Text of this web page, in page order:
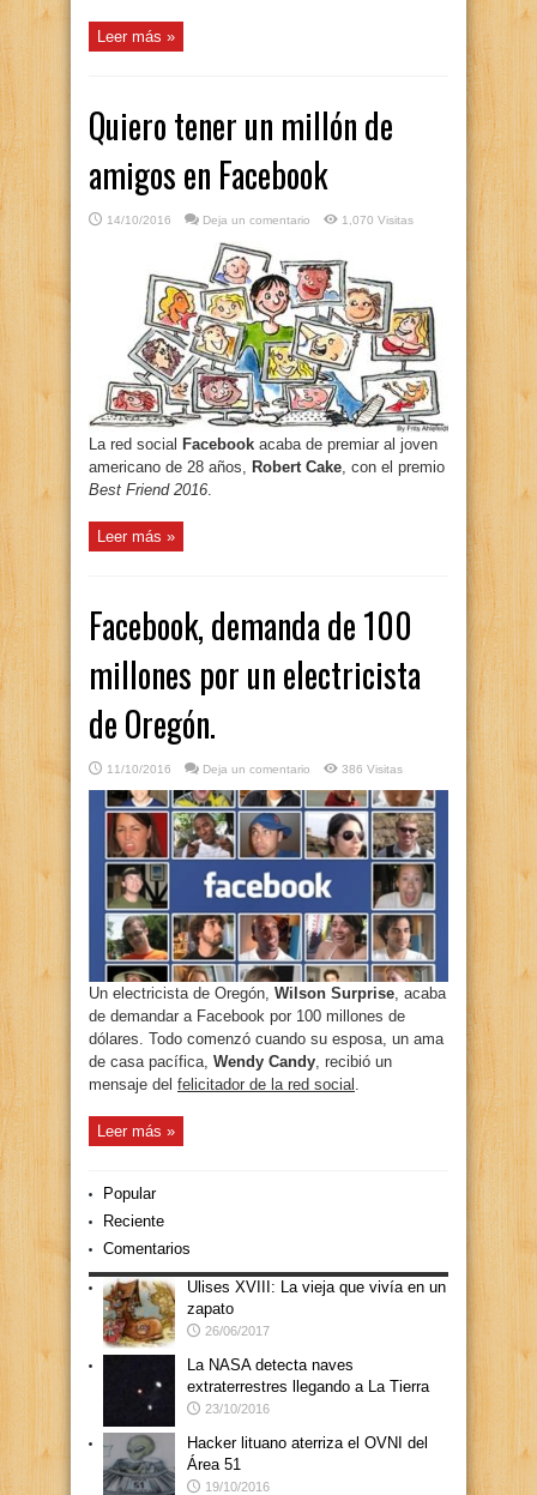
Leer más »
Quiero tener un millón de
amigos en Facebook
14/10/2016 Deja un comentario 1,070 Visitas
La red social Facebook acaba de premiar al joven
americano de 28 años, Robert Cake, con el premio
Best Friend 2016.
Leer más »
Facebook, demanda de 100
millones por un electricista
de Oregón.
11/10/2016 Deja un comentario 386 Visitas
Un electricista de Oregón, Wilson Surprise, acaba
de demandar a Facebook por 100 millones de
dólares. Todo comenzó cuando su esposa, un ama
de casa pacífica, Wendy Candy, recibió un
mensaje del felicitador de la red social .
Leer más »
Popular
Reciente
Comentarios
Ulises XVIII: La vieja que vivía en un
zapato
26/06/2017
La NASA detecta naves
extraterrestres llegando a La Tierra
23/10/2016
Hacker lituano aterriza el OVNI del
Área 51
19/10/2016